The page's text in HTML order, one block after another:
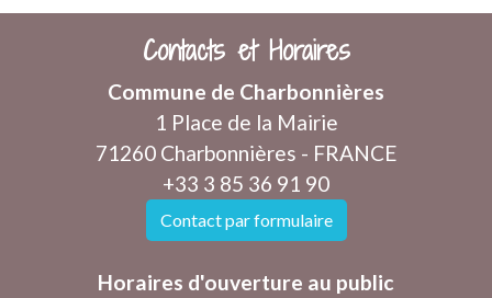
Contacts et Horaires
Commune de Charbonnières
1 Place de la Mairie
71260 Charbonnières - FRANCE
+33 3 85 36 91 90
Contact par formulaire
Horaires d'ouverture au public